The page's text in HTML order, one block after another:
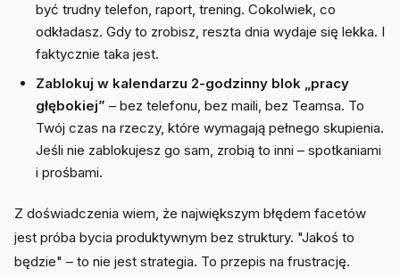
być trudny telefon, raport, trening. Cokolwiek, co
odkładasz. Gdy to zrobisz, reszta dnia wydaje się lekka. I
faktycznie taka jest.
Zablokuj w kalendarzu 2-godzinny blok „pracy
głębokiej” – bez telefonu, bez maili, bez Teamsa. To
Twój czas na rzeczy, które wymagają pełnego skupienia.
Jeśli nie zablokujesz go sam, zrobią to inni – spotkaniami
i prośbami.
Z doświadczenia wiem, że największym błędem facetów
jest próba bycia produktywnym bez struktury. "Jakoś to
będzie" – to nie jest strategia. To przepis na frustrację.